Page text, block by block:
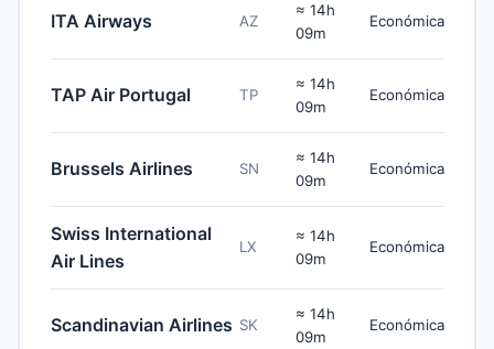
ITA Airways AZ
≈ 14h
09m
Económica
TAP Air Portugal TP
≈ 14h
09m
Económica
Brussels Airlines SN
≈ 14h
09m
Económica
Swiss International
Air Lines
LX
≈ 14h
09m
Económica
Scandinavian Airlines SK
≈ 14h
09m
Económica